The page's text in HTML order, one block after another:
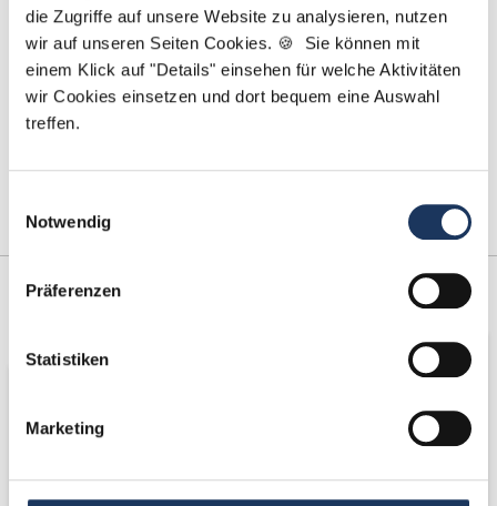
die Zugriffe auf unsere Website zu analysieren, nutzen
wir auf unseren Seiten Cookies. 🍪 Sie können mit
einem Klick auf "Details" einsehen für welche Aktivitäten
wir Cookies einsetzen und dort bequem eine Auswahl
treffen.
Notwendig
Präferenzen
Statistiken
Marketing
Kooperations-
Netzwerk-Partner